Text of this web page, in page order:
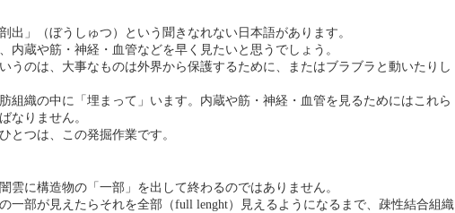
出」（ぼうしゅつ）という聞きなれない日本語があります。
内蔵や筋・神経・血管などを早く見たいと思うでしょう。
うのは、大事なものは外界から保護するために、またはブラブラと動いたりし
組織の中に「埋まって」います。内蔵や筋・神経・血管を見るためにはこれら
なりません。
とつは、この発掘作業です。
雲に構造物の「一部」を出して終わるのではありません。
一部が見えたらそれを全部（full lenght）見えるようになるまで、疎性結合組織